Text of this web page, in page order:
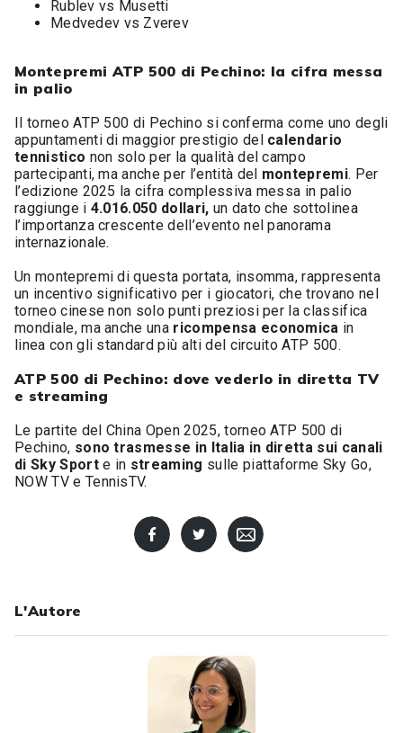
Rublev vs Musetti
Medvedev vs Zverev
Montepremi ATP 500 di Pechino: la cifra messa
in palio
Il torneo ATP 500 di Pechino si conferma come uno degli
appuntamenti di maggior prestigio delcalendario
tennistico non solo per la qualità del campo
partecipanti, ma anche per l’entità del montepremi. Per
l’edizione 2025 la cifra complessiva messa in palio
raggiunge i 4.016.050 dollari, un dato che sottolinea
l’importanza crescente dell’evento nel panorama
internazionale.
Un montepremi di questa portata, insomma, rappresenta
un incentivo significativo per i giocatori, che trovano nel
torneo cinese non solo punti preziosi per la classifica
mondiale, ma anche una ricompensa economica in
linea con gli standard più alti del circuito ATP 500.
ATP 500 di Pechino: dove vederlo in diretta TV
e streaming
Le partite del China Open 2025, torneo ATP 500 di
Pechino, sono trasmesse in Italia in diretta sui canali
di Sky Sporte in streaming sulle piattaforme Sky Go,
NOW TV e TennisTV.
L'Autore